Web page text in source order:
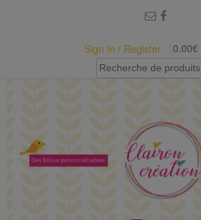
Sign In / Register
0.00€
Recherche
pour :